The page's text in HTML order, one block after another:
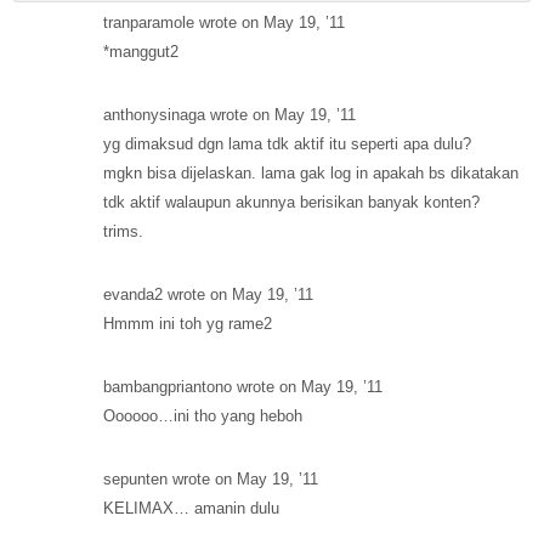
tranparamole wrote on May 19, ’11
*manggut2
anthonysinaga wrote on May 19, ’11
yg dimaksud dgn lama tdk aktif itu seperti apa dulu?
mgkn bisa dijelaskan. lama gak log in apakah bs dikatakan
tdk aktif walaupun akunnya berisikan banyak konten?
trims.
evanda2 wrote on May 19, ’11
Hmmm ini toh yg rame2
bambangpriantono wrote on May 19, ’11
Oooooo…ini tho yang heboh
sepunten wrote on May 19, ’11
KELIMAX… amanin dulu